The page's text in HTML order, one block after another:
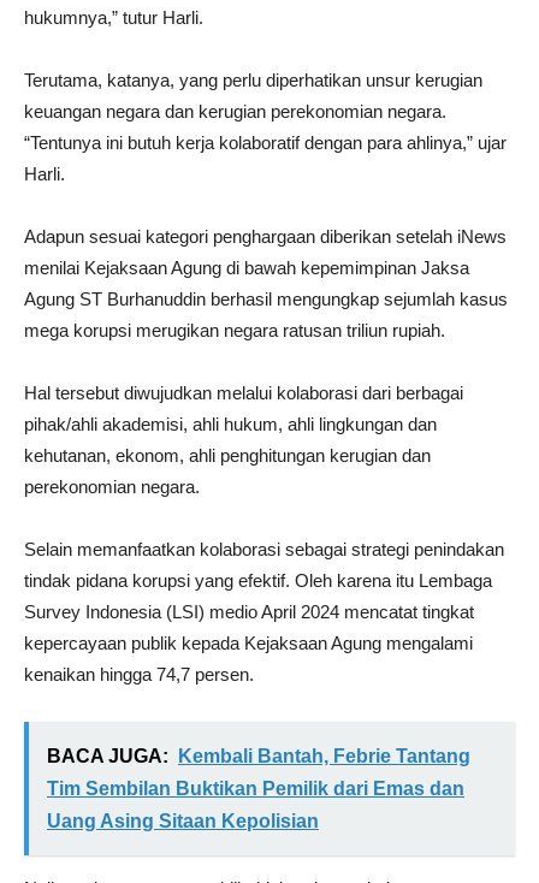
hukumnya,” tutur Harli.
Terutama, katanya, yang perlu diperhatikan unsur kerugian
keuangan negara dan kerugian perekonomian negara.
“Tentunya ini butuh kerja kolaboratif dengan para ahlinya,” ujar
Harli.
Adapun sesuai kategori penghargaan diberikan setelah iNews
menilai Kejaksaan Agung di bawah kepemimpinan Jaksa
Agung ST Burhanuddin berhasil mengungkap sejumlah kasus
mega korupsi merugikan negara ratusan triliun rupiah.
Hal tersebut diwujudkan melalui kolaborasi dari berbagai
pihak/ahli akademisi, ahli hukum, ahli lingkungan dan
kehutanan, ekonom, ahli penghitungan kerugian dan
perekonomian negara.
Selain memanfaatkan kolaborasi sebagai strategi penindakan
tindak pidana korupsi yang efektif. Oleh karena itu Lembaga
Survey Indonesia (LSI) medio April 2024 mencatat tingkat
kepercayaan publik kepada Kejaksaan Agung mengalami
kenaikan hingga 74,7 persen.
BACA JUGA:
Kembali Bantah, Febrie Tantang
Tim Sembilan Buktikan Pemilik dari Emas dan
Uang Asing Sitaan Kepolisian